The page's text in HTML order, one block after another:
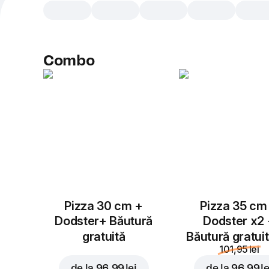
Combo
Pizza 30 cm +
Dodster+ Băutură
gratuită
Pizza 35 cm
Dodster x2
Băutură
101,95 lei